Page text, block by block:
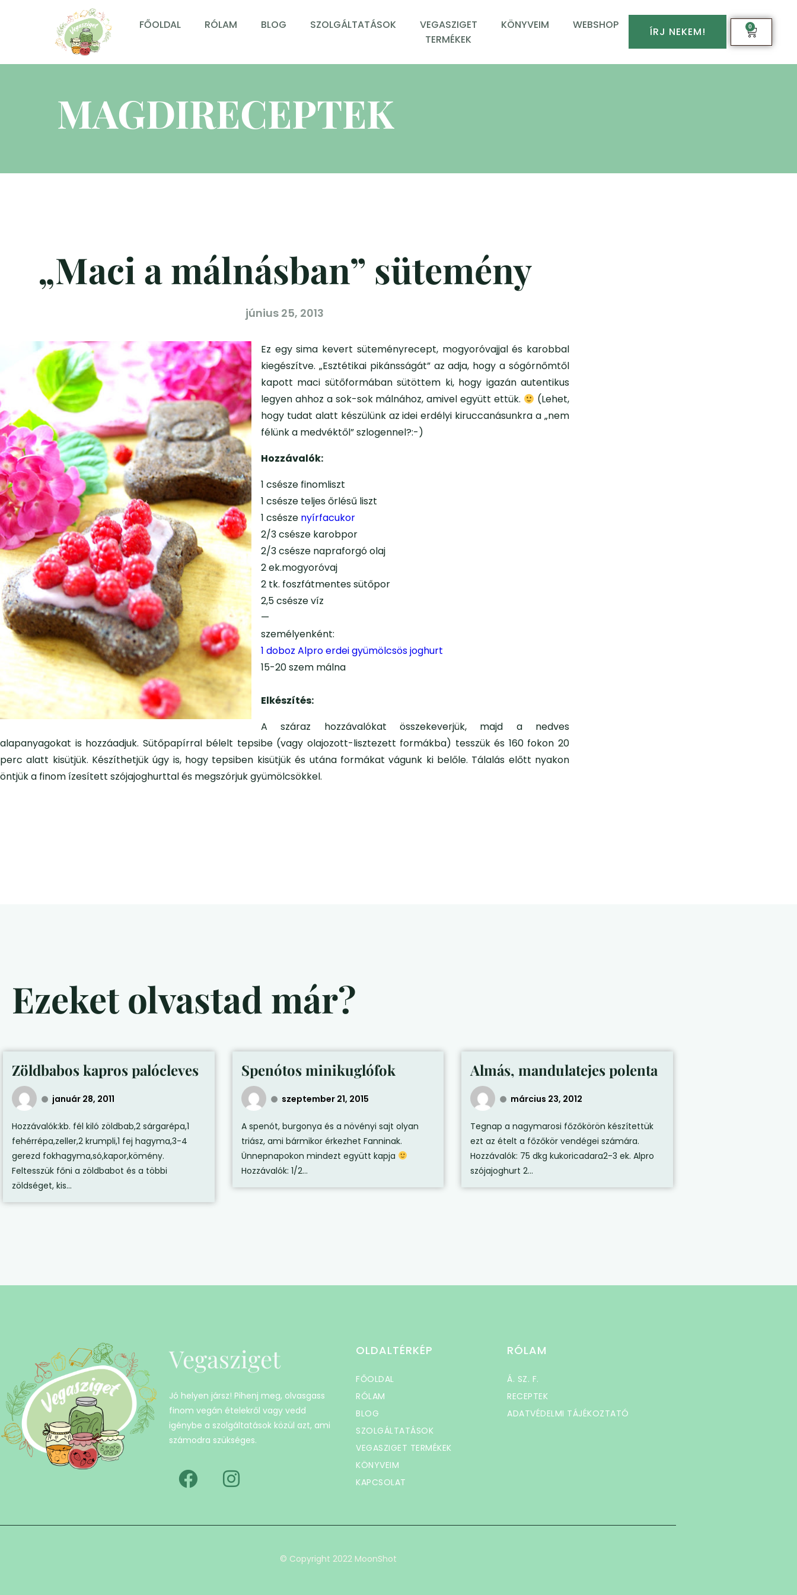
FŐOLDAL RÓLAM BLOG SZOLGÁLTATÁSOK
VEGASZIGET
TERMÉKEK
KÖNYVEIM WEBSHOP
ÍRJ NEKEM! 0
MAGDIRECEPTEK
„Maci a málnásban” sütemény
június 25, 2013
Ez egy sima kevert süteményrecept, mogyoróvajjal és karobbal
kiegészítve. „Esztétikai pikánsságát” az adja, hogy a sógórnőmtől
kapott maci sütőformában sütöttem ki, hogy igazán autentikus
legyen ahhoz a sok-sok málnához, amivel együtt ettük.
(Lehet,
hogy tudat alatt készülünk az idei erdélyi kiruccanásunkra a „nem
félünk a medvéktől” szlogennel?:-)
Hozzávalók:
1 csésze finomliszt
1 csésze teljes őrlésű liszt
1 csésze nyírfacukor
2/3 csésze karobpor
2/3 csésze napraforgó olaj
2 ek.mogyoróvaj
2 tk. foszfátmentes sütőpor
2,5 csésze víz
—
személyenként:
1 doboz Alpro erdei gyümölcsös joghurt
15-20 szem málna
Elkészítés:
A száraz hozzávalókat összekeverjük, majd a nedves
alapanyagokat is hozzáadjuk. Sütőpapírral bélelt tepsibe (vagy olajozott-lisztezett formákba) tesszük és 160 fokon 20
perc alatt kisütjük. Készíthetjük úgy is, hogy tepsiben kisütjük és utána formákat vágunk ki belőle. Tálalás előtt nyakon
öntjük a finom ízesített szójajoghurttal és megszórjuk gyümölcsökkel.
Ezeket olvastad már?
Zöldbabos kapros palócleves
január 28, 2011
Hozzávalók:kb. fél kiló zöldbab,2 sárgarépa,1
fehérrépa,zeller,2 krumpli,1 fej hagyma,3-4
gerezd fokhagyma,só,kapor,kömény.
Feltesszük főni a zöldbabot és a többi
zöldséget, kis...
Spenótos minikuglófok
szeptember 21, 2015
A spenót, burgonya és a növényi sajt olyan
triász, ami bármikor érkezhet Fanninak.
Ünnepnapokon mindezt együtt kapja
Hozzávalók: 1/2...
Almás, mandulatejes polenta
március 23, 2012
Tegnap a nagymarosi főzőkörön készítettük
ezt az ételt a főzőkör vendégei számára.
Hozzávalók: 75 dkg kukoricadara2-3 ek. Alpro
szójajoghurt 2...
Vegasziget
Jó helyen jársz! Pihenj meg, olvasgass
finom vegán ételekről vagy vedd
igénybe a szolgáltatások közül azt, ami
számodra szükséges.
OLDALTÉRKÉP
FŐOLDAL
RÓLAM
BLOG
SZOLGÁLTATÁSOK
VEGASZIGET TERMÉKEK
KÖNYVEIM
KAPCSOLAT
RÓLAM
Á. SZ. F.
RECEPTEK
ADATVÉDELMI TÁJÉKOZTATÓ
© Copyright 2022 MoonShot